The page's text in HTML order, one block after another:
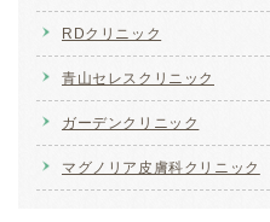
RDクリニック
青山セレスクリニック
ガーデンクリニック
マグノリア皮膚科クリニック